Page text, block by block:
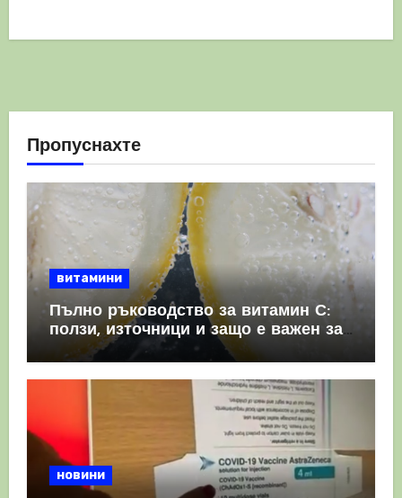
Пропуснахте
витамини
Пълно ръководство за витамин С:
ползи, източници и защо е важен за
имунната система
новини